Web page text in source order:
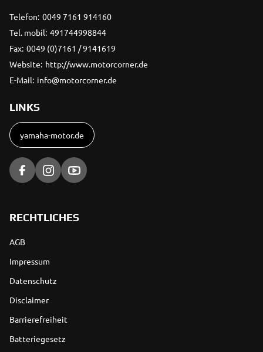
Telefon: 0049 7161 914160
Tel. mobil: 491744998844
Fax: 0049 (0)7161 / 9141619
Website: http://www.motorcorner.de
E-Mail: info@motorcorner.de
LINKS
yamaha-motor.de
RECHTLICHES
AGB
Impressum
Datenschutz
Disclaimer
Barrierefreiheit
Batteriegesetz